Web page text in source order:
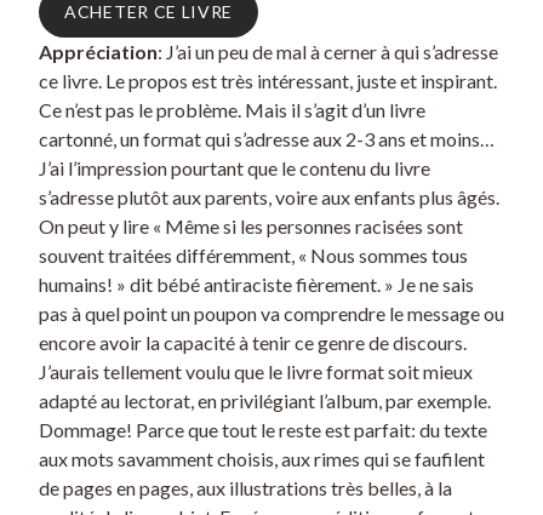
ACHETER CE LIVRE
Appréciation: J’ai un peu de mal à cerner à qui s’adresse
ce livre. Le propos est très intéressant, juste et inspirant.
Ce n’est pas le problème. Mais il s’agit d’un livre
cartonné, un format qui s’adresse aux 2-3 ans et moins…
J’ai l’impression pourtant que le contenu du livre
s’adresse plutôt aux parents, voire aux enfants plus âgés.
On peut y lire « Même si les personnes racisées sont
souvent traitées différemment, « Nous sommes tous
humains! » dit bébé antiraciste fièrement. » Je ne sais
pas à quel point un poupon va comprendre le message ou
encore avoir la capacité à tenir ce genre de discours.
J’aurais tellement voulu que le livre format soit mieux
adapté au lectorat, en privilégiant l’album, par exemple.
Dommage! Parce que tout le reste est parfait: du texte
aux mots savamment choisis, aux rimes qui se faufilent
de pages en pages, aux illustrations très belles, à la